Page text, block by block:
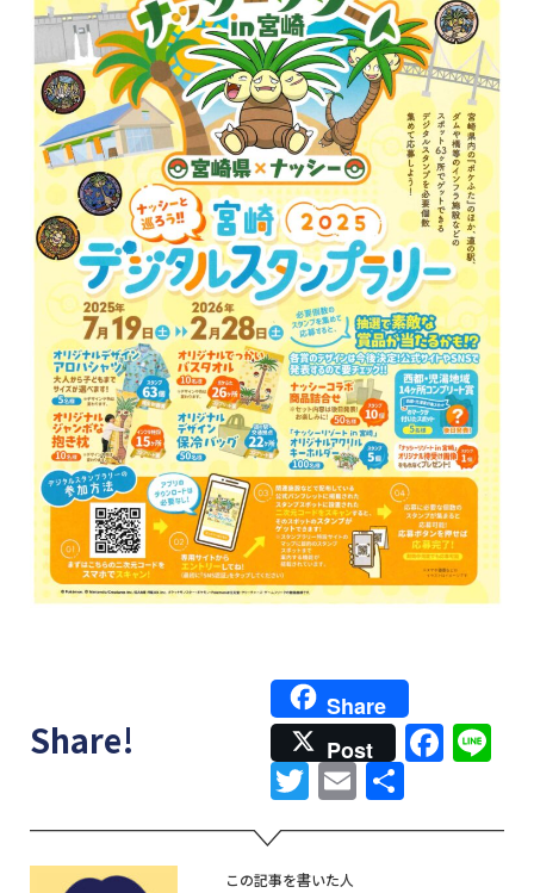
Share!
Share
Post
Twitter
Email
共
有
この記事を書いた人